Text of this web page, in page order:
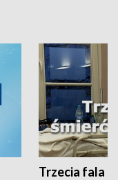
Trzecia fala -